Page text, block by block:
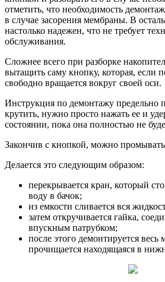
отметить, что необходимость
в случае засорения мембраны. В
настолько надежен, что не требует
обслуживания.
Сложнее всего при разборке
вытащить саму кнопку, которая, если
свободно вращается вокруг своей оси.
Инструкция по демонтажу предельно
крутить, нужно просто нажать ее и
состоянии, пока она полностью не
Закончив с кнопкой, можно
Делается это следующим образом:
перекрывается кран, который
воду в бачок;
из емкости сливается вся
затем откручивается гайка,
впускным патрубком;
после этого демонтируется весь
прочищается находящаяся в